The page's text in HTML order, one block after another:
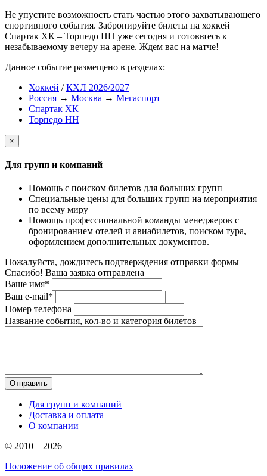
Не упустите возможность стать частью этого захватывающего
спортивного события. Забронируйте билеты на хоккей
Спартак ХК – Торпедо НН уже сегодня и готовьтесь к
незабываемому вечеру на арене. Ждем вас на матче!
Данное событие размещено в разделах:
Хоккей /КХЛ 2026/2027
Россия → Москва → Мегаспорт
Спартак ХК
Торпедо НН
×
Для групп и компаний
Помощь с поиском билетов для больших групп
Специальные цены для больших групп на мероприятия
по всему миру
Помощь профессиональной команды менеджеров с
бронированием отелей и авиабилетов, поиском тура,
оформлением дополнительных документов.
Пожалуйста, дождитесь подтверждения отправки формы
Спасибо! Ваша заявка отправлена
Ваше имя*
Ваш e-mail*
Номер телефона
Название события, кол-во и категория билетов
Для групп и компаний
Доставка и оплата
О компании
© 2010—2026
Положение об общих правилах